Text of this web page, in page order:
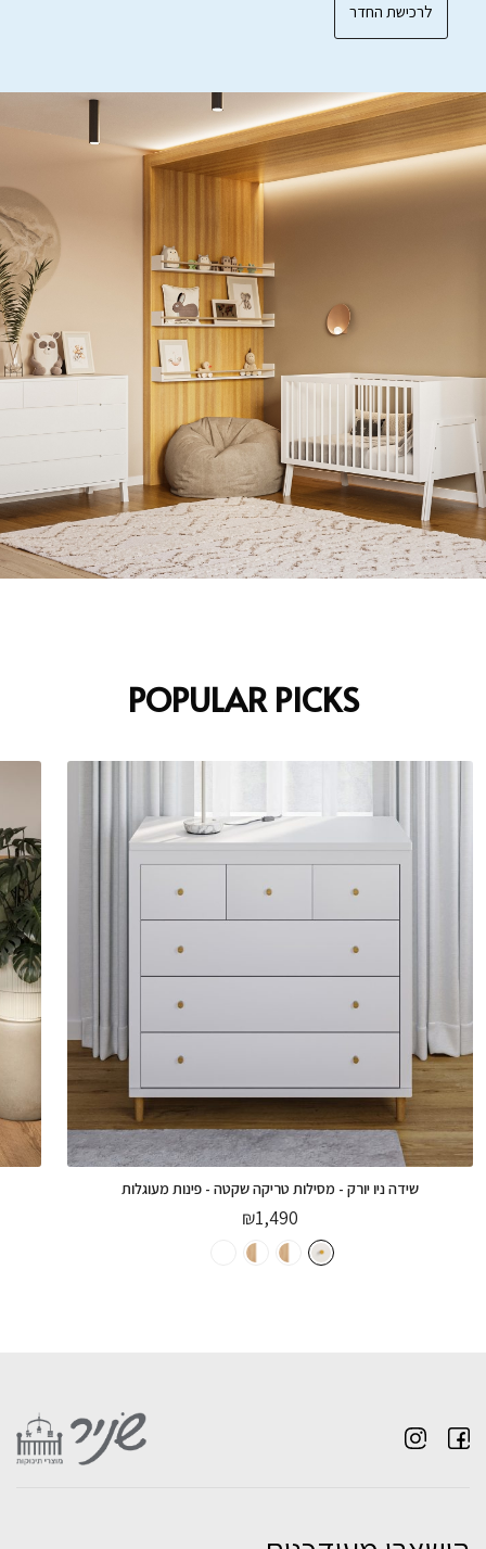
לרכישת החדר
POPULAR PICKS
שידה ניו יורק - מסילות טריקה שקטה - פינות מעוגלות
₪1,490